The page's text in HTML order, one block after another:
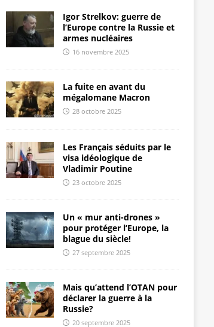
Igor Strelkov: guerre de
l’Europe contre la Russie et
armes nucléaires
16 novembre 2025
La fuite en avant du
mégalomane Macron
28 octobre 2025
Les Français séduits par le
visa idéologique de
Vladimir Poutine
23 octobre 2025
Un « mur anti-drones »
pour protéger l’Europe, la
blague du siècle!
27 septembre 2025
Mais qu’attend l’OTAN pour
déclarer la guerre à la
Russie?
20 septembre 2025